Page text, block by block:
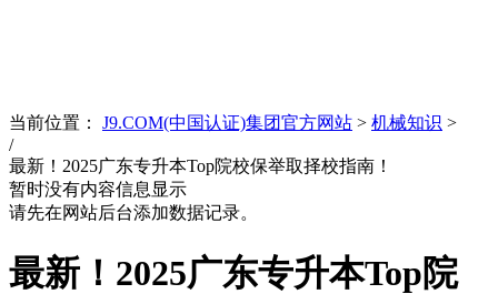
当前位置： J9.COM(中国认证)集团官方网站 > 机械知识 >
/
最新！2025广东专升本Top院校保举取择校指南！
暂时没有内容信息显示
请先在网站后台添加数据记录。
最新！2025广东专升本Top院